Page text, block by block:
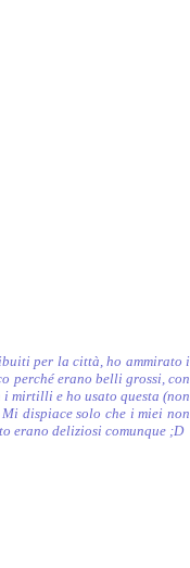
per la città, ho ammirato i
perché erano belli grossi, con
mirtilli e ho usato questa (non
dispiace solo che i miei non
erano deliziosi comunque ;D